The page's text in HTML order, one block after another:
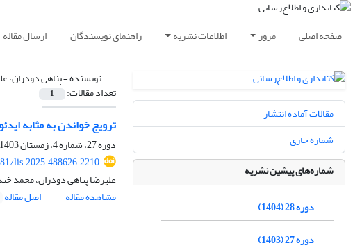
صفحه اصلی مرور اطلاعات نشریه راهنمای نویسندگان ارسال مقاله
نویسنده =پناهی دودران،
تعداد مقالات: 1
ترویج خواندن به‌ مثابه
دوره 27، شماره 4، زمستان 1403، صفحه
lis.2025.488626.2210
علیرضا پناهی دودران، محمد
مشاهده مقاله
اصل مقاله
مقالات آماده انتشار
شماره جاری
شماره‌های پیشین نشریه
دوره 28 (1404)
دوره 27 (1403)